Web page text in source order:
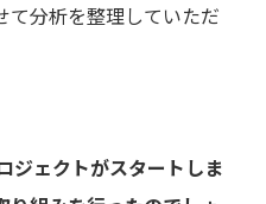
て分析を整理していただ
ェクトがスタートしま